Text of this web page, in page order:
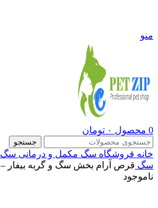
منو
0 محصول ۰ تومان
جستجو
خانه فروشگاه سگ مکمل و درمانی سگ
سگ قرص آرام بخش سگ و گربه بیفار – Beaphar Calming Tablets
ناموجود